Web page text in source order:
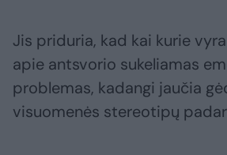
Jis priduria, kad kai kurie
apie antsvorio sukeliamas
problemas, kadangi jaučia
visuomenės stereotipų